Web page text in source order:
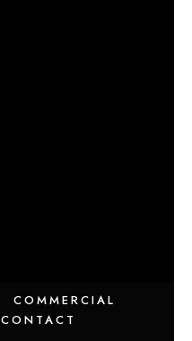
COMMERCIAL
CONTACT